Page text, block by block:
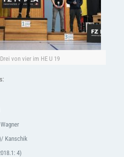
Drei von vier im HE U 19
Kanschik
4)